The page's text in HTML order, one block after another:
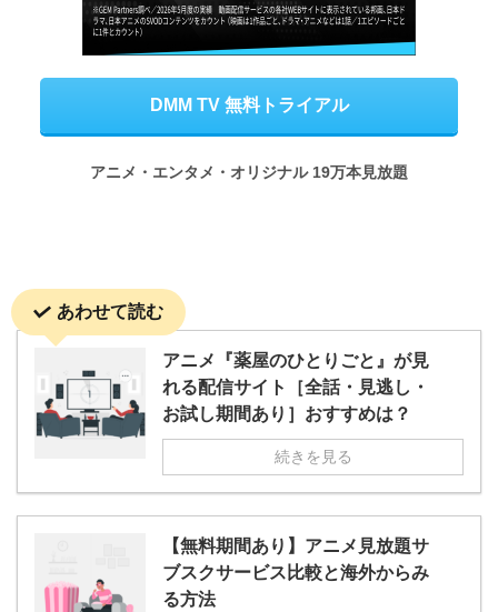
DMM TV 無料トライアル
アニメ・エンタメ・オリジナル 19万本見放題
あわせて読む
アニメ『薬屋のひとりごと』が見
れる配信サイト［全話・見逃し・
お試し期間あり］おすすめは？
続きを見る
【無料期間あり】アニメ見放題サ
ブスクサービス比較と海外からみ
る方法